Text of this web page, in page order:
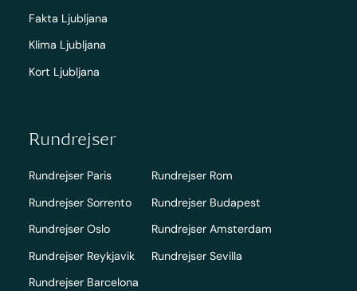
Fakta Ljubljana
Klima Ljubljana
Kort Ljubljana
Rundrejser
Rundrejser Paris
Rundrejser Sorrento
Rundrejser Oslo
Rundrejser Reykjavik
Rundrejser Barcelona
Rundrejser Rom
Rundrejser Budapest
Rundrejser Amsterdam
Rundrejser Sevilla